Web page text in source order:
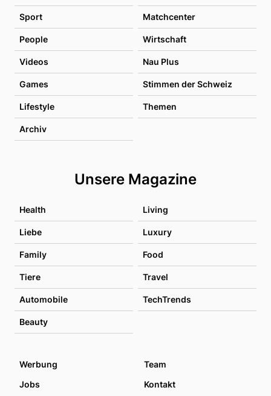
Sport Matchcenter
People Wirtschaft
Videos Nau Plus
Games Stimmen der Schweiz
Lifestyle Themen
Archiv
Unsere Magazine
Health Living
Liebe Luxury
Family Food
Tiere Travel
Automobile TechTrends
Beauty
Werbung
Team
Jobs
Kontakt